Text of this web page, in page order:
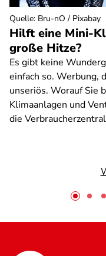
Hilft eine Mini-
große Hitze?
Es gibt keine
einfach so. Werbung,
unseriös. Worauf Sie
Klimaanlagen und
die
Quelle: Bru-nO / Pixabay